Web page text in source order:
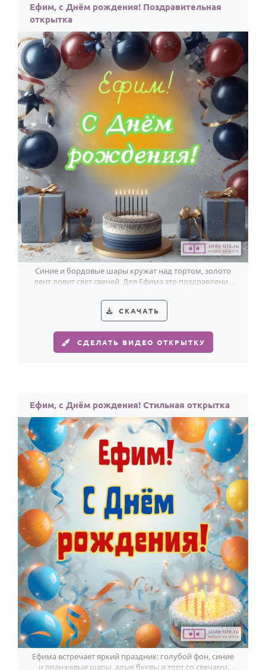
Ефим, с Днём рождения! Поздравительная
открытка
Синие и бордовые шары кружат над тортом, золото
лент ловит свет свечей. Для Ефима это поздравление
СКАЧАТЬ
СДЕЛАТЬ ВИДЕО ОТКРЫТКУ
Ефим, с Днём рождения! Стильная открытка
Ефима встречает яркий праздник: голубой фон, синие
и оранжевые шары, алые буквы и торт со свечами